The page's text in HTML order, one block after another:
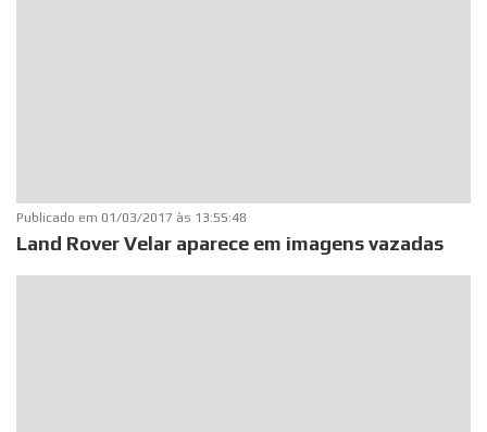
Publicado em 01/03/2017 às 13:55:48
Land Rover Velar aparece em imagens vazadas